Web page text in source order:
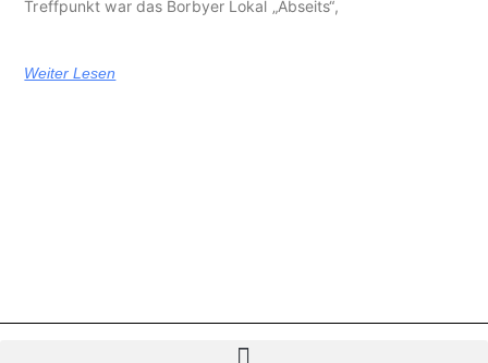
Treffpunkt war das Borbyer Lokal „Abseits“,
Weiter Lesen